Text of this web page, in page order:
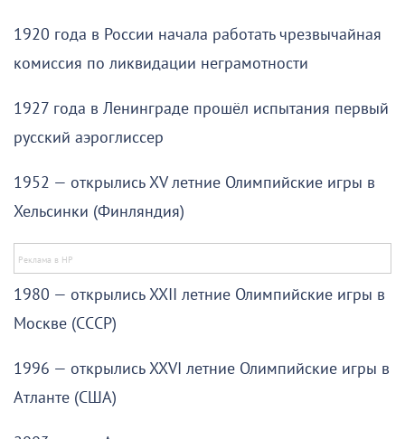
1920 года в России начала работать чрезвычайная
комиссия по ликвидации неграмотности
1927 года в Ленинграде прошёл испытания первый
русский аэроглиссер
1952 — открылись XV летние Олимпийские игры в
Хельсинки (Финляндия)
1980 — открылись XXII летние Олимпийские игры в
Москве (СССР)
1996 — открылись XXVI летние Олимпийские игры в
Атланте (США)